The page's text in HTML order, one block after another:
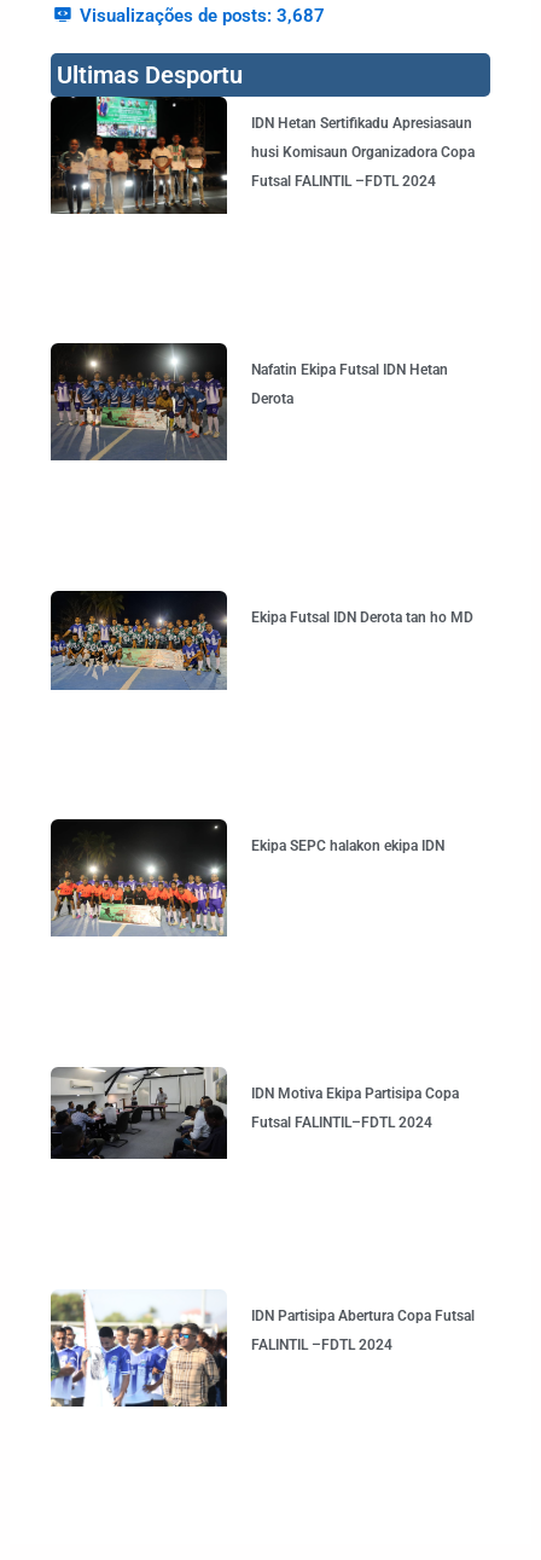
Visualizações de posts: 3,687
Ultimas Desportu
IDN Hetan Sertifikadu Apresiasaun
husi Komisaun Organizadora Copa
Futsal FALINTIL –FDTL 2024
Nafatin Ekipa Futsal IDN Hetan
Derota
Ekipa Futsal IDN Derota tan ho MD
Ekipa SEPC halakon ekipa IDN
IDN Motiva Ekipa Partisipa Copa
Futsal FALINTIL–FDTL 2024
IDN Partisipa Abertura Copa Futsal
FALINTIL –FDTL 2024